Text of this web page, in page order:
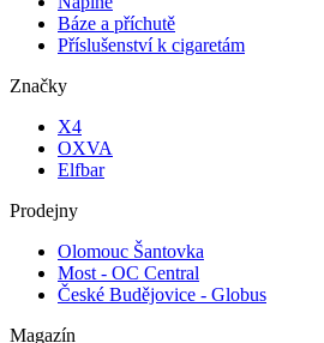
Báze a příchutě
Příslušenství k cigaretám
Značky
X4
OXVA
Elfbar
Prodejny
Olomouc Šantovka
Most - OC Central
České Budějovice - Globus
Magazín